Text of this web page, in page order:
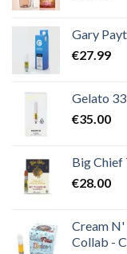
Gary
€27.99
Gelato
€35.00
Big Chief
€28.00
Cream N'
Collab -